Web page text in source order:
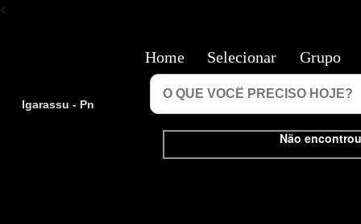
<
Igarassu - Pn
Não
Home Selecionar Grupo